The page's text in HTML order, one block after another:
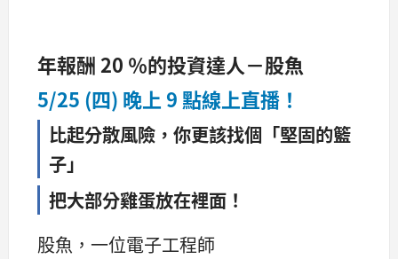
年報酬 20 ％的投資達人－股魚
5/25 (四) 晚上 9 點線上直播！
比起分散風險，你更該找個「堅固的籃
子」
把大部分雞蛋放在裡面！
股魚，一位電子工程師